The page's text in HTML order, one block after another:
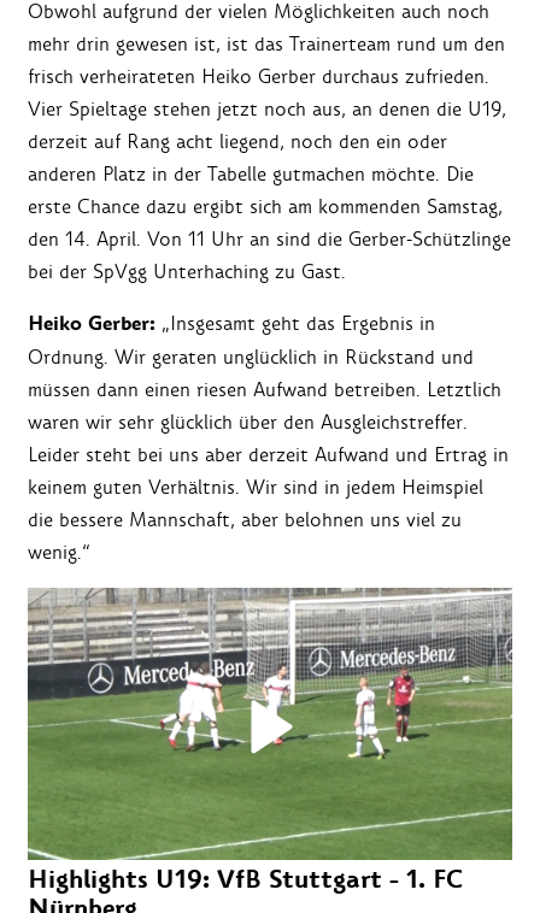
Obwohl aufgrund der vielen Möglichkeiten auch noch
mehr drin gewesen ist, ist das Trainerteam rund um den
frisch verheirateten Heiko Gerber durchaus zufrieden.
Vier Spieltage stehen jetzt noch aus, an denen die U19,
derzeit auf Rang acht liegend, noch den ein oder
anderen Platz in der Tabelle gutmachen möchte. Die
erste Chance dazu ergibt sich am kommenden Samstag,
den 14. April. Von 11 Uhr an sind die Gerber-Schützlinge
bei der SpVgg Unterhaching zu Gast.
Heiko Gerber: „Insgesamt geht das Ergebnis in
Ordnung. Wir geraten unglücklich in Rückstand und
müssen dann einen riesen Aufwand betreiben. Letztlich
waren wir sehr glücklich über den Ausgleichstreffer.
Leider steht bei uns aber derzeit Aufwand und Ertrag in
keinem guten Verhältnis. Wir sind in jedem Heimspiel
die bessere Mannschaft, aber belohnen uns viel zu
wenig.“
Highlights U19: VfB Stuttgart - 1. FC